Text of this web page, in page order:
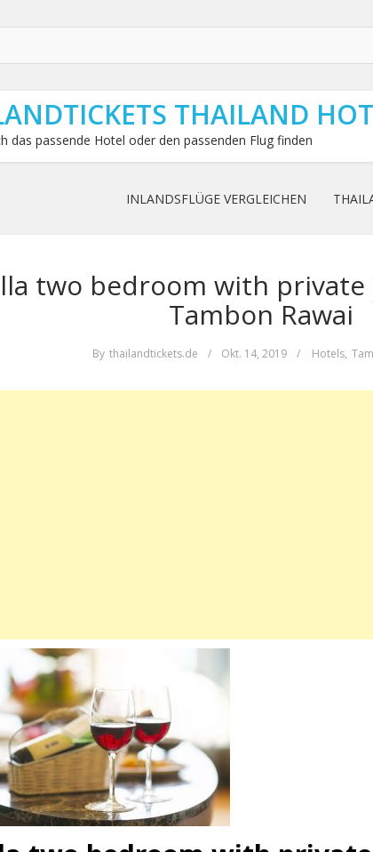
THAILAND
das passende Hotel oder den passenden Flug finden
INLANDSFLÜGE VERGLEICHEN
two bedroom with private
Tambon Rawai
By thailandtickets.de / Okt. 14, 2019 / Hotels,